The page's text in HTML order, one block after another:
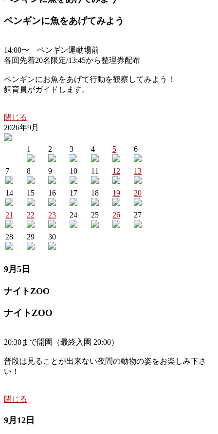
ペンギンに魚をあげてみよう
14:00〜 ペンギン運動場前
各回先着20名限定/13:45から整理券配布
ペンギンにお魚をあげて行動を観察してみよう！
飼育員がガイドします。
閉じる
2026年9月
1 2 3 4 5 6
7 8 9 10 11 12 13
14 15 16 17 18 19 20
21 22 23 24 25 26 27
28 29 30
9月5日
ナイトZOO
ナイトZOO
20:30まで開園（最終入園 20:00）
普段は見ることが出来ない夜間の動物の姿をお楽しみ下さ
い！
閉じる
9月12日